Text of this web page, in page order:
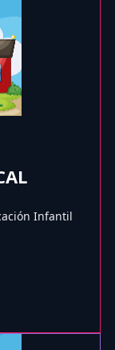
Infantil